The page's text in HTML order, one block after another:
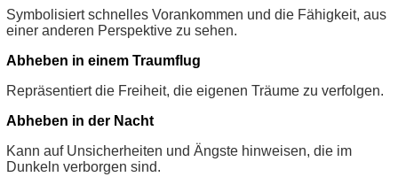
Symbolisiert schnelles Vorankommen und die Fähigkeit, aus
einer anderen Perspektive zu sehen.
Abheben in einem Traumflug
Repräsentiert die Freiheit, die eigenen Träume zu verfolgen.
Abheben in der Nacht
Kann auf Unsicherheiten und Ängste hinweisen, die im
Dunkeln verborgen sind.